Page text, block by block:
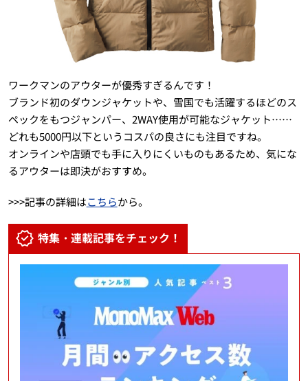
ワークマンのアウターが優秀すぎるんです！
ブランド初のダウンジャケットや、雪国でも活躍するほどのス
ペックをもつジャンパー、2WAY使用が可能なジャケット……
どれも5000円以下というコスパの良さにも注目ですね。
オンラインや店頭でも手に入りにくいものもあるため、気にな
るアウターは即決がおすすめ。
>>>記事の詳細はこちらから。
特集・連載記事をチェック！